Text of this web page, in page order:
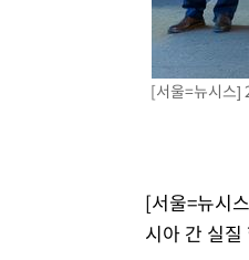
[서울=뉴시스]
[서울=뉴시
시아 간 실